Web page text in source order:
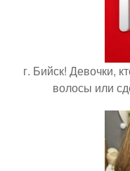
г. Бийск! Девочки,
волосы или